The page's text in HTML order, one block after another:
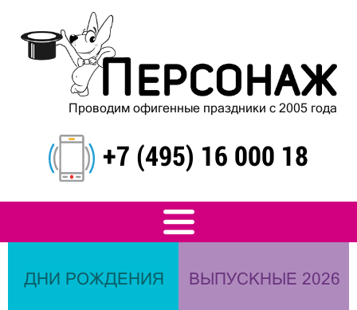
Проводим офигенные праздники с 2005 года
+7 (495) 16 000 18
ДНИ РОЖДЕНИЯ ВЫПУСКНЫЕ 2026